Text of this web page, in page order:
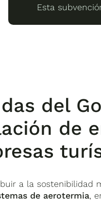
Esta
del
de
a la sostenibilidad
de aerotermia,